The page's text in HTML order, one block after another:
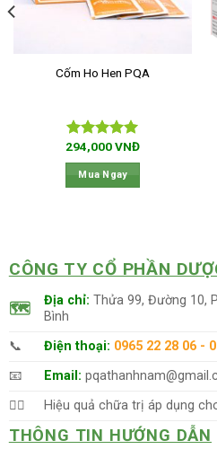
Cốm Ho Hen PQA
Được xếp
hạng5.00
5 sao
294,000VNĐ
Mua Ngay
CÔNG TY CỔ PHẦN
🗺 Địa chỉ: Thửa 99, Đường 10,
Bình
📞
Điện thoại: 0965 22 28 06 -
📧
Email:
👨‍⚕️
Hiệu quả chữa trị áp dụng
THÔNG TIN HƯỚNG DẪN